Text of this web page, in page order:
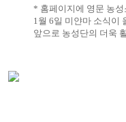
* 홈페이지에 영문 농
1월 6일 미얀마 소식이
앞으로 농성단의 더욱